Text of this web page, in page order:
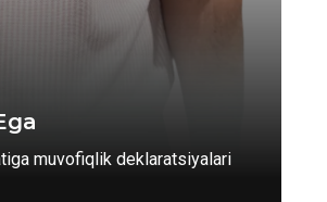
muvofiqlik deklaratsiyalari